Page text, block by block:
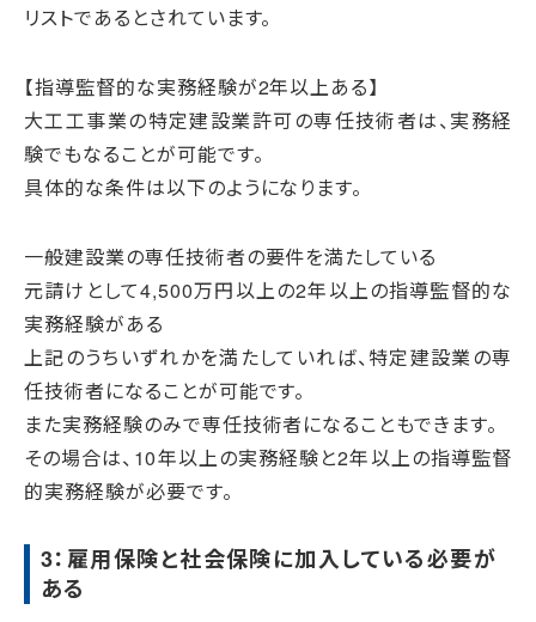
リストであるとされています。
【指導監督的な実務経験が2年以上ある】
大工工事業の特定建設業許可の専任技術者は、実務経
験でもなることが可能です。
具体的な条件は以下のようになります。
一般建設業の専任技術者の要件を満たしている
元請けとして4,500万円以上の2年以上の指導監督的な
実務経験がある
上記のうちいずれかを満たしていれば、特定建設業の専
任技術者になることが可能です。
また実務経験のみで専任技術者になることもできます。
その場合は、10年以上の実務経験と2年以上の指導監督
的実務経験が必要です。
3：雇用保険と社会保険に加入している必要が
ある